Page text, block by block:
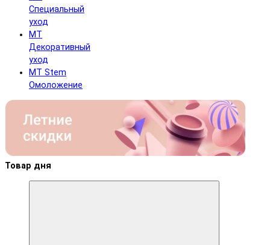
Специальный
уход
MT
Декоративный
уход
MT Stem
Омоложение
Товар дня